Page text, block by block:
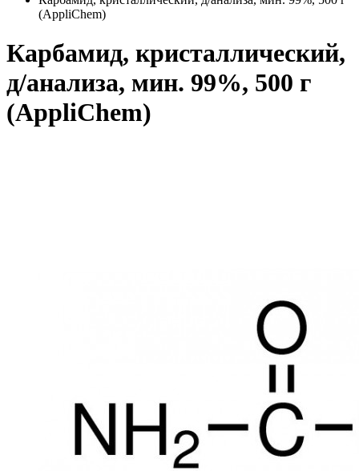
(AppliChem)
Карбамид, кристаллический,
д/анализа, мин. 99%, 500 г
(AppliChem)